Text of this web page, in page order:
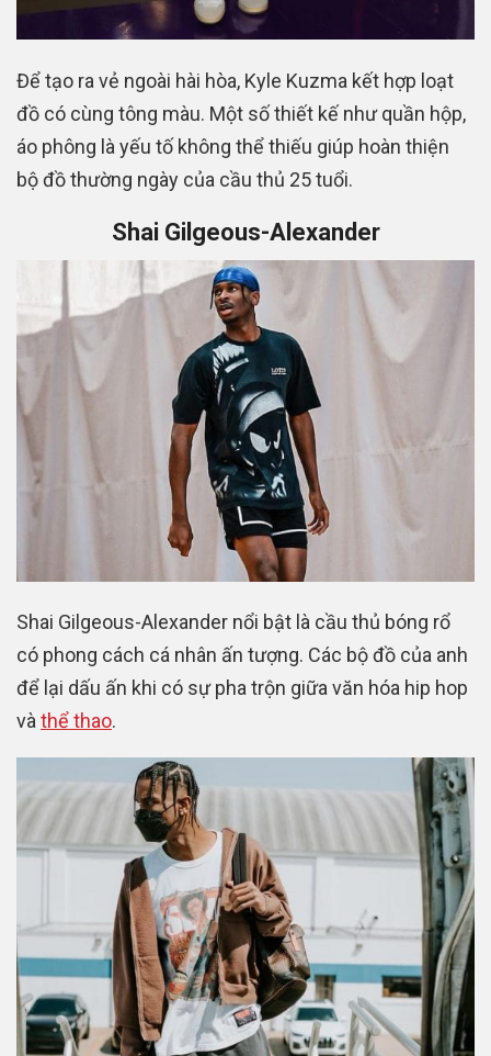
Để tạo ra vẻ ngoài hài hòa, Kyle Kuzma kết hợp loạt
đồ có cùng tông màu. Một số thiết kế như quần hộp,
áo phông là yếu tố không thể thiếu giúp hoàn thiện
bộ đồ thường ngày của cầu thủ 25 tuổi.
Shai Gilgeous-Alexander
Shai Gilgeous-Alexander nổi bật là cầu thủ bóng rổ
có phong cách cá nhân ấn tượng. Các bộ đồ của anh
để lại dấu ấn khi có sự pha trộn giữa văn hóa hip hop
và thể thao.